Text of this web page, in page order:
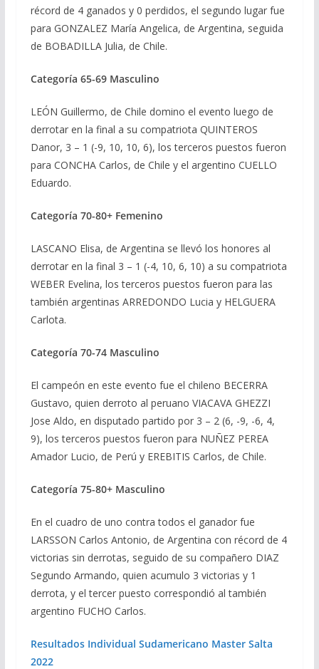
récord de 4 ganados y 0 perdidos, el segundo lugar fue
para GONZALEZ María Angelica, de Argentina, seguida
de BOBADILLA Julia, de Chile.
Categoría 65-69 Masculino
LEÓN Guillermo, de Chile domino el evento luego de
derrotar en la final a su compatriota QUINTEROS
Danor, 3 – 1 (-9, 10, 10, 6), los terceros puestos fueron
para CONCHA Carlos, de Chile y el argentino CUELLO
Eduardo.
Categoría 70-80+ Femenino
LASCANO Elisa, de Argentina se llevó los honores al
derrotar en la final 3 – 1 (-4, 10, 6, 10) a su compatriota
WEBER Evelina, los terceros puestos fueron para las
también argentinas ARREDONDO Lucia y HELGUERA
Carlota.
Categoría 70-74 Masculino
El campeón en este evento fue el chileno BECERRA
Gustavo, quien derroto al peruano VIACAVA GHEZZI
Jose Aldo, en disputado partido por 3 – 2 (6, -9, -6, 4,
9), los terceros puestos fueron para NUÑEZ PEREA
Amador Lucio, de Perú y EREBITIS Carlos, de Chile.
Categoría 75-80+ Masculino
En el cuadro de uno contra todos el ganador fue
LARSSON Carlos Antonio, de Argentina con récord de 4
victorias sin derrotas, seguido de su compañero DIAZ
Segundo Armando, quien acumulo 3 victorias y 1
derrota, y el tercer puesto correspondió al también
argentino FUCHO Carlos.
Resultados Individual Sudamericano Master Salta
2022